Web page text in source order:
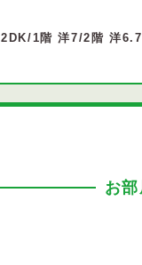
2DK/1階 洋7/2階 洋
お